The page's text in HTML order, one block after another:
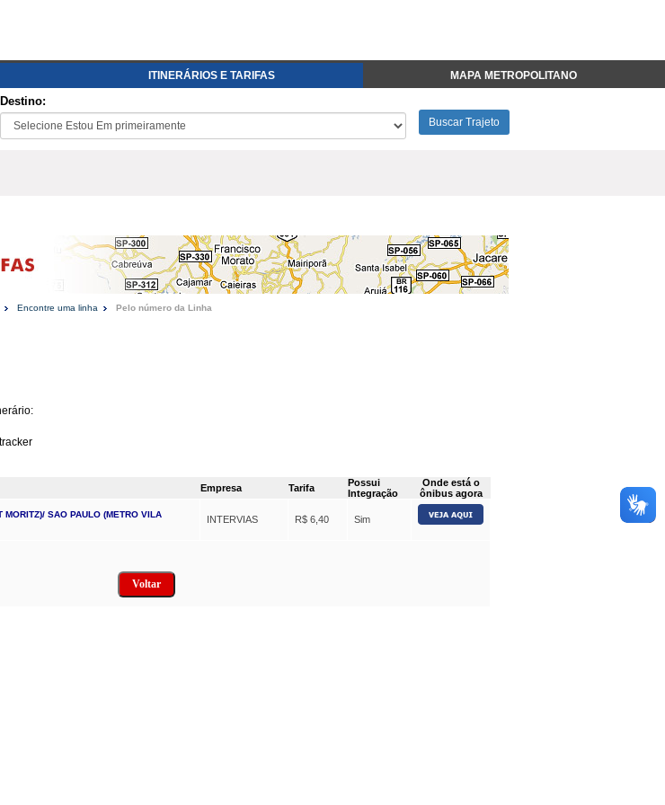
ITINERÁRIOS E TARIFAS MAPA METROPOLITANO
Destino:
Buscar Trajeto
Encontre uma linha Pelo número da Linha